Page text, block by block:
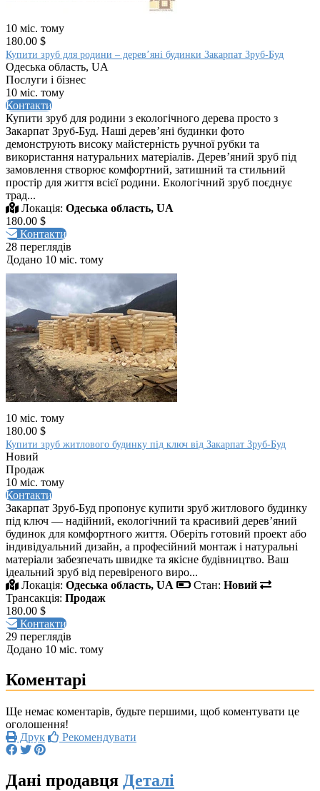
10 міс. тому
180.00 $
Купити зруб для родини – дерев’яні будинки Закарпат Зруб-Буд
Одеська область, UA
Послуги і бізнес
10 міс. тому
Контакти
Купити зруб для родини з екологічного дерева просто з
Закарпат Зруб-Буд. Наші дерев’яні будинки фото
демонструють високу майстерність ручної рубки та
використання натуральних матеріалів. Дерев’яний зруб під
замовлення створює комфортний, затишний та стильний
простір для життя всієї родини. Екологічний зруб поєднує
трад...
Локація: Одеська область, UA
180.00 $
Контакти
28 переглядів
Додано 10 міс. тому
10 міс. тому
180.00 $
Купити зруб житлового будинку під ключ від Закарпат Зруб-Буд
Новий
Продаж
10 міс. тому
Контакти
Закарпат Зруб-Буд пропонує купити зруб житлового будинку
під ключ — надійний, екологічний та красивий дерев’яний
будинок для комфортного життя. Оберіть готовий проект або
індивідуальний дизайн, а професійний монтаж і натуральні
матеріали забезпечать швидке та якісне будівництво. Ваш
ідеальний зруб від перевіреного виро...
Локація: Одеська область, UA Стан: Новий
Трансакція: Продаж
180.00 $
Контакти
29 переглядів
Додано 10 міс. тому
Коментарі
Ще немає коментарів, будьте першими, щоб коментувати це
оголошення!
Друк
Рекомендувати
Дані продавця Деталі